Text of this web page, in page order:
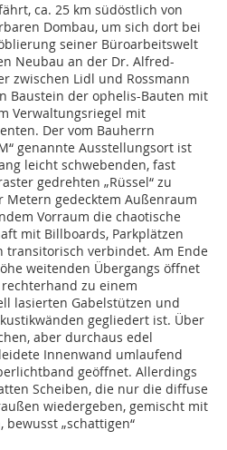
ca. 25 km südöstlich von
Dombau, um sich dort bei
seiner Büroarbeitswelt
Neubau an der Dr. Alfred-
zwischen Lidl und Rossmann
Baustein der ophelis-Bauten mit
Verwaltungsriegel mit
Der vom Bauherrn
genannte Ausstellungsort ist
leicht schwebenden, fast
gedrehten „Rüssel“ zu
gedecktem Außenraum
Vorraum die chaotische
mit Billboards, Parkplätzen
transitorisch verbindet. Am Ende
weitenden Übergangs öffnet
zu einem
lasierten Gabelstützen und
gegliedert ist. Über
aber durchaus edel
Innenwand umlaufend
geöffnet. Allerdings
Scheiben, die nur die diffuse
wiedergeben, gemischt mit
„schattigen“